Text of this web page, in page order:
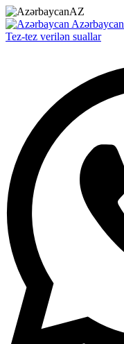
AZ
Azərbaycan
Tez-tez verilən suallar